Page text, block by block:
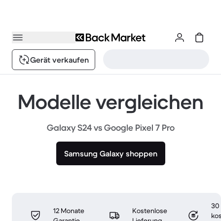
Gerät verkaufen
Modelle vergleichen
Galaxy S24 vs Google Pixel 7 Pro
Samsung Galaxy shoppen
12 Monate
Kostenlose
30